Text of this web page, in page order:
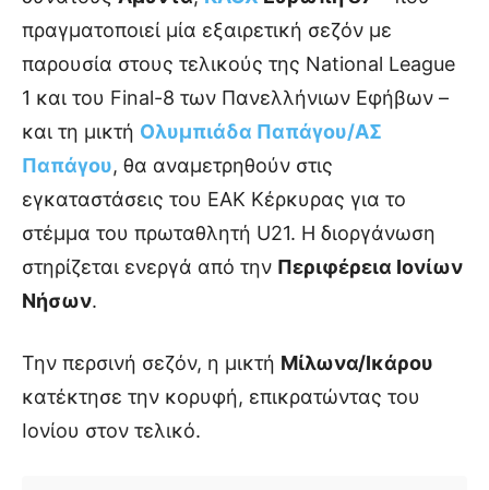
πραγματοποιεί μία εξαιρετική σεζόν με
παρουσία στους τελικούς της National League
1 και του Final-8 των Πανελλήνιων Εφήβων –
και τη μικτή Ολυμπιάδα Παπάγου/ΑΣ
Παπάγου, θα αναμετρηθούν στις
εγκαταστάσεις του ΕΑΚ Κέρκυρας για το
στέμμα του πρωταθλητή U21. Η διοργάνωση
στηρίζεται ενεργά από την Περιφέρεια Ιονίων
Νήσων.
Την περσινή σεζόν, η μικτή Μίλωνα/Ικάρου
κατέκτησε την κορυφή, επικρατώντας του
Ιονίου στον τελικό.